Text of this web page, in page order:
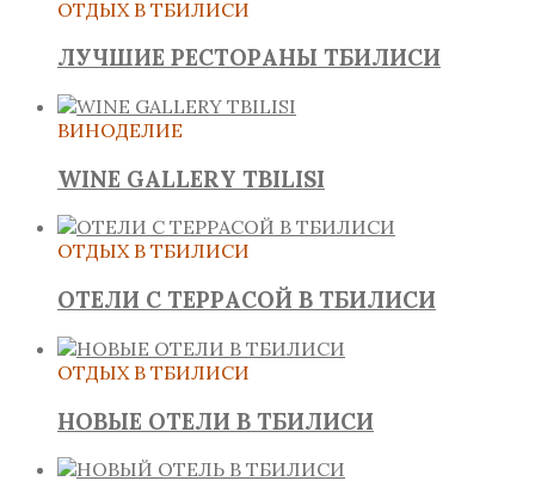
ОТДЫХ В ТБИЛИСИ
ЛУЧШИЕ РЕСТОРАНЫ ТБИЛИСИ
ВИНОДЕЛИЕ
WINE GALLERY TBILISI
ОТДЫХ В ТБИЛИСИ
ОТЕЛИ С ТЕРРАСОЙ В ТБИЛИСИ
ОТДЫХ В ТБИЛИСИ
НОВЫЕ ОТЕЛИ В ТБИЛИСИ